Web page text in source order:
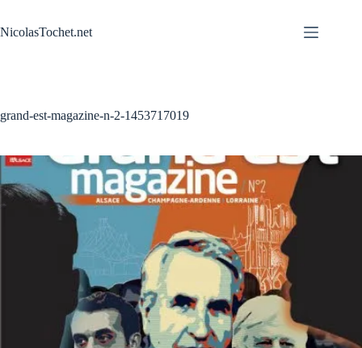
contenu
NicolasTochet.net
grand-est-magazine-n-2-1453717019